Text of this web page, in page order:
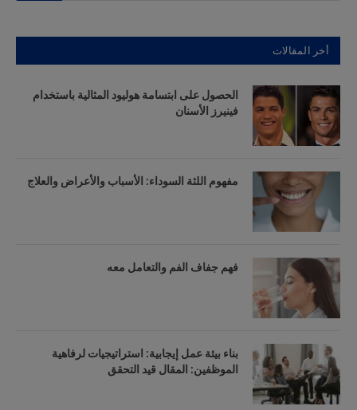
أخر المقالات
الحصول على ابتسامة هوليود المثالية باستخدام
فينيرز الأسنان
مفهوم اللثة السوداء: الأسباب والأعراض والعلاج
فهم جفاف الفم والتعامل معه
بناء بيئة عمل إيجابية: استراتيجيات لرفاهية
الموظفين: المقال قيد التحقق